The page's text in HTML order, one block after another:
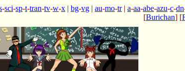
-sci-sp-t-tran-tv-w-x | bg-vg | au-mo-tr| a-aa-abe-azu-c-dn
[Burichan] [